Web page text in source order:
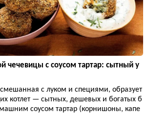
чечевицы с соусом тартар: сытный у
с луком и специями, образует
котлет — сытных, дешевых и богатых б
соусом тартар (корнишоны, капе